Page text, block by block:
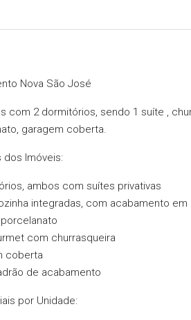
Nova São José
com 2 dormitórios, sendo 1 suíte ,
garagem coberta.
dos Imóveis:
ambos com suítes privativas
integradas, com acabamento
com churrasqueira
coberta
de acabamento
por Unidade: